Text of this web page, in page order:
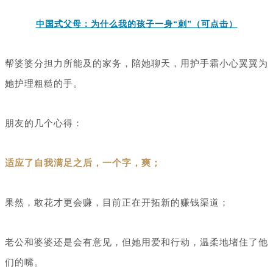
中国式父母：为什么我的孩子一身“刺”（可点击）
帮婆婆分担力所能及的家务，陪她聊天，用护手霜小心翼翼为
她护理粗糙的手。
朋友的几个心得：
适应了自我满足之后，一个字，爽；
果然，敢花才更会赚，目前正在开拓新的赚钱渠道；
老公和婆婆还是会有意见，但她用爱和行动，温柔地堵住了他
们的嘴。